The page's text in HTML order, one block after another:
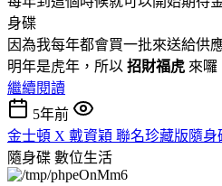
身碟
因為我每年都會買一批來送給供
明年是虎年，所以 招財福虎 來囉
繼續閱讀
5年前
金士頓 X 戴資穎 聯名珍藏版隨
隨身碟 數位生活